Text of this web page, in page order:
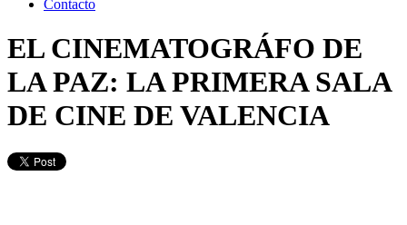
Contacto
EL CINEMATOGRÁFO DE
LA PAZ: LA PRIMERA SALA
DE CINE DE VALENCIA